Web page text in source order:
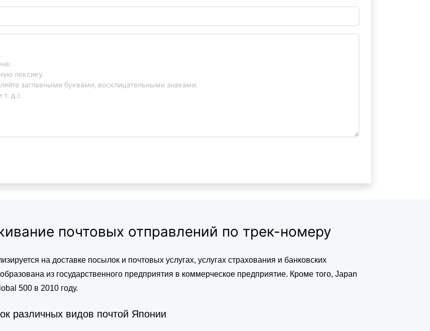
почтовых отправлений по трек-номеру
на доставке посылок и почтовых услугах, услугах страхования и банковских
из государственного предприятия в коммерческое предприятие. Кроме того, Japan
500 в 2010 году.
различных видов почтой Японии